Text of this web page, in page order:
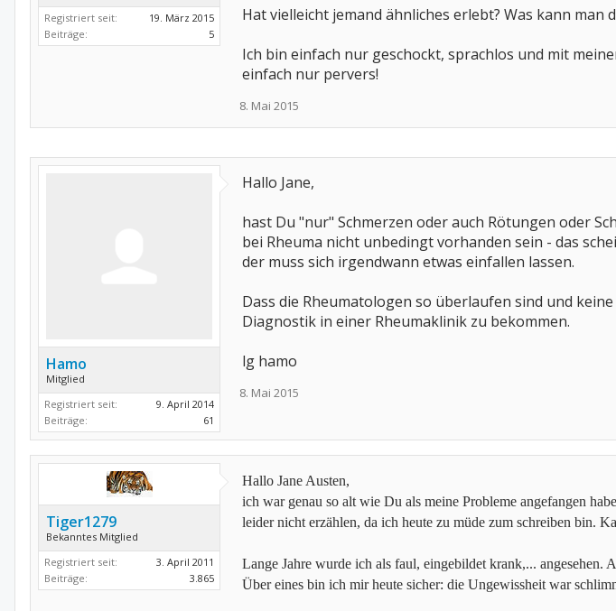
Registriert seit:
19. März 2015
Beiträge:
5
Hat vielleicht jemand ähnliches erlebt? Was kann man
Ich bin einfach nur geschockt, sprachlos und mit
einfach nur pervers!
8. Mai 2015
Hamo
Mitglied
Registriert seit:
9. April 2014
Beiträge:
61
Hallo Jane,
hast Du "nur" Schmerzen oder auch Rötungen oder
bei Rheuma nicht unbedingt vorhanden sein - das
der muss sich irgendwann etwas einfallen lassen.
Dass die Rheumatologen so überlaufen sind und
Diagnostik in einer Rheumaklinik zu bekommen.
lg hamo
8. Mai 2015
Tiger1279
Bekanntes Mitglied
Registriert seit:
3. April 2011
Beiträge:
3.865
Hallo Jane Austen,
ich war genau so alt wie Du als meine Probleme angefangen
leider nicht erzählen, da ich heute zu müde zum schreiben bin.
Lange Jahre wurde ich als faul, eingebildet krank,... angesehen.
Über eines bin ich mir heute sicher: die Ungewissheit war